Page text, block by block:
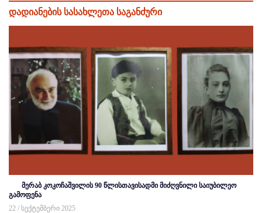
დადიანების სასახლეთა საგანძური
მერაბ კოკოჩაშვილის 90 წლისთავისადმი მიძღვნილი საიუბილეო
გამოფენა
22 / სექტემბერი 2025